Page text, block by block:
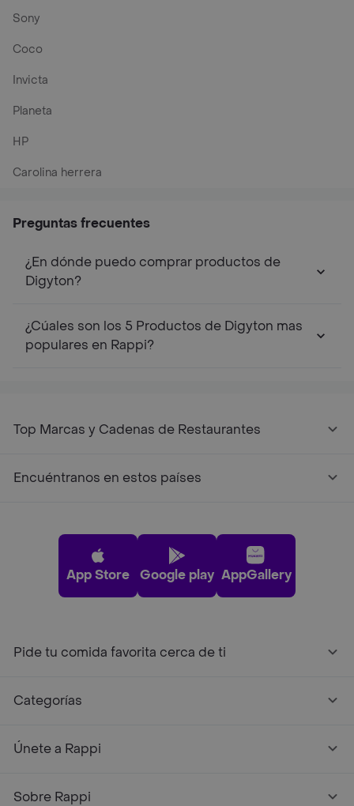
Sony
Coco
Invicta
Planeta
HP
Carolina herrera
Preguntas frecuentes
¿En dónde puedo comprar productos de
Digyton?
¿Cúales son los 5 Productos de Digyton mas
populares en Rappi?
Top Marcas y Cadenas de Restaurantes
Encuéntranos en estos países
App Store Google play AppGallery
Pide tu comida favorita cerca de ti
Categorías
Únete a Rappi
Sobre Rappi